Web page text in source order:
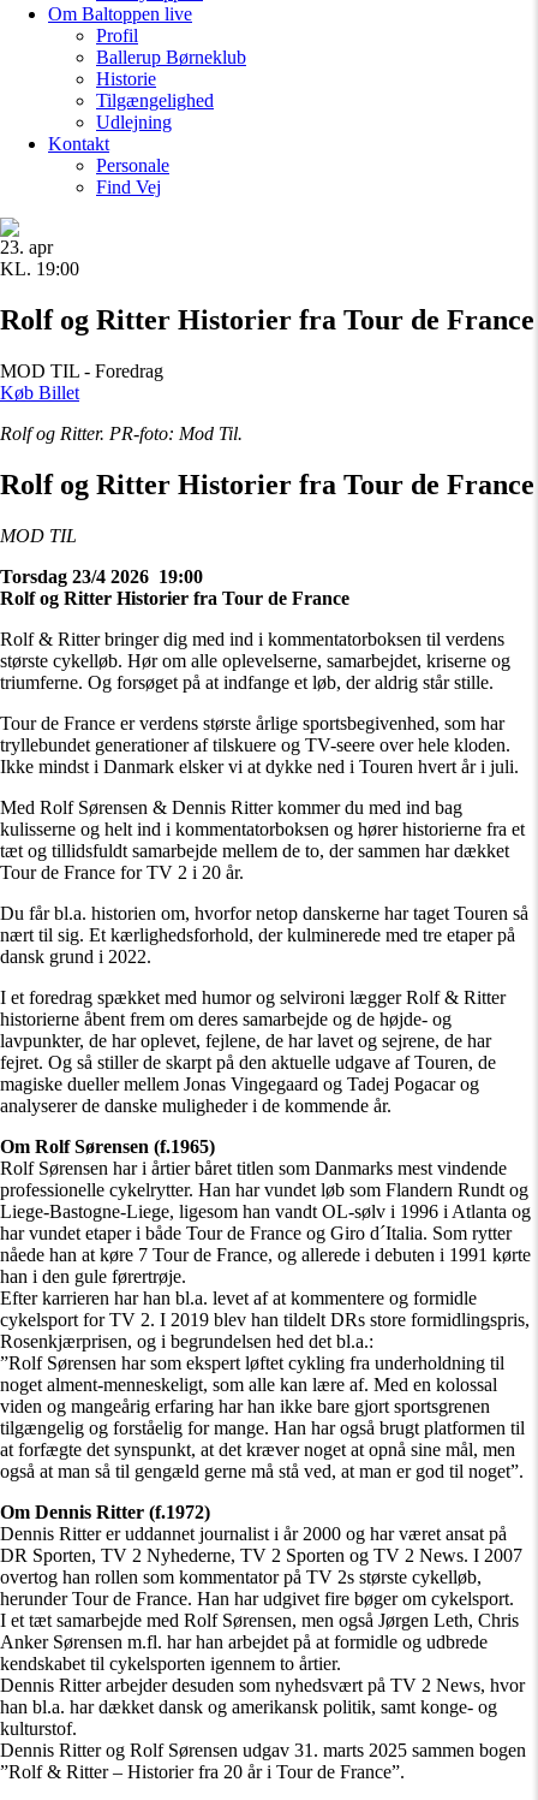
Om Baltoppen live
Profil
Ballerup Børneklub
Historie
Tilgængelighed
Udlejning
Kontakt
Personale
Find Vej
23. apr
KL. 19:00
Rolf og Ritter Historier fra Tour de France
MOD TIL - Foredrag
Køb Billet
Rolf og Ritter. PR-foto: Mod Til.
Rolf og Ritter Historier fra Tour de France
MOD TIL
Torsdag 23/4 2026 19:00
Rolf og Ritter Historier fra Tour de France
Rolf & Ritter bringer dig med ind i kommentatorboksen til verdens
største cykelløb. Hør om alle oplevelserne, samarbejdet, kriserne og
triumferne. Og forsøget på at indfange et løb, der aldrig står stille.
Tour de France er verdens største årlige sportsbegivenhed, som har
tryllebundet generationer af tilskuere og TV-seere over hele kloden.
Ikke mindst i Danmark elsker vi at dykke ned i Touren hvert år i juli.
Med Rolf Sørensen & Dennis Ritter kommer du med ind bag
kulisserne og helt ind i kommentatorboksen og hører historierne fra et
tæt og tillidsfuldt samarbejde mellem de to, der sammen har dækket
Tour de France for TV 2 i 20 år.
Du får bl.a. historien om, hvorfor netop danskerne har taget Touren så
nært til sig. Et kærlighedsforhold, der kulminerede med tre etaper på
dansk grund i 2022.
I et foredrag spækket med humor og selvironi lægger Rolf & Ritter
historierne åbent frem om deres samarbejde og de højde- og
lavpunkter, de har oplevet, fejlene, de har lavet og sejrene, de har
fejret. Og så stiller de skarpt på den aktuelle udgave af Touren, de
magiske dueller mellem Jonas Vingegaard og Tadej Pogacar og
analyserer de danske muligheder i de kommende år.
Om Rolf Sørensen (f.1965)
Rolf Sørensen har i årtier båret titlen som Danmarks mest vindende
professionelle cykelrytter. Han har vundet løb som Flandern Rundt og
Liege-Bastogne-Liege, ligesom han vandt OL-sølv i 1996 i Atlanta og
har vundet etaper i både Tour de France og Giro d´Italia. Som rytter
nåede han at køre 7 Tour de France, og allerede i debuten i 1991 kørte
han i den gule førertrøje.
Efter karrieren har han bl.a. levet af at kommentere og formidle
cykelsport for TV 2. I 2019 blev han tildelt DRs store formidlingspris,
Rosenkjærprisen, og i begrundelsen hed det bl.a.:
”Rolf Sørensen har som ekspert løftet cykling fra underholdning til
noget alment-menneskeligt, som alle kan lære af. Med en kolossal
viden og mangeårig erfaring har han ikke bare gjort sportsgrenen
tilgængelig og forståelig for mange. Han har også brugt platformen til
at forfægte det synspunkt, at det kræver noget at opnå sine mål, men
også at man så til gengæld gerne må stå ved, at man er god til noget”.
Om Dennis Ritter (f.1972)
Dennis Ritter er uddannet journalist i år 2000 og har været ansat på
DR Sporten, TV 2 Nyhederne, TV 2 Sporten og TV 2 News. I 2007
overtog han rollen som kommentator på TV 2s største cykelløb,
herunder Tour de France. Han har udgivet fire bøger om cykelsport.
I et tæt samarbejde med Rolf Sørensen, men også Jørgen Leth, Chris
Anker Sørensen m.fl. har han arbejdet på at formidle og udbrede
kendskabet til cykelsporten igennem to årtier.
Dennis Ritter arbejder desuden som nyhedsvært på TV 2 News, hvor
han bl.a. har dækket dansk og amerikansk politik, samt konge- og
kulturstof.
Dennis Ritter og Rolf Sørensen udgav 31. marts 2025 sammen bogen
”Rolf & Ritter – Historier fra 20 år i Tour de France”.